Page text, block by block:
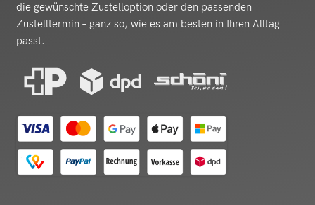
die gewünschte Zustelloption oder den passenden
Zustelltermin – ganz so, wie es am besten in Ihren Alltag
passt.